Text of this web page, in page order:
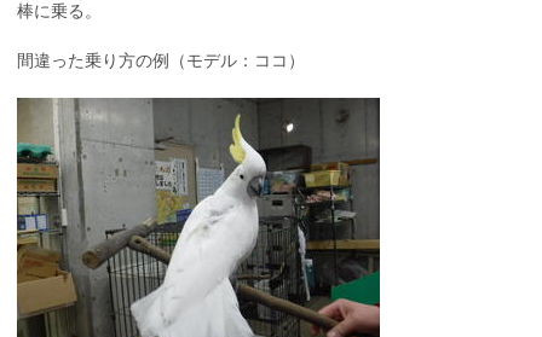
棒に乗る。
間違った乗り方の例（モデル：ココ）